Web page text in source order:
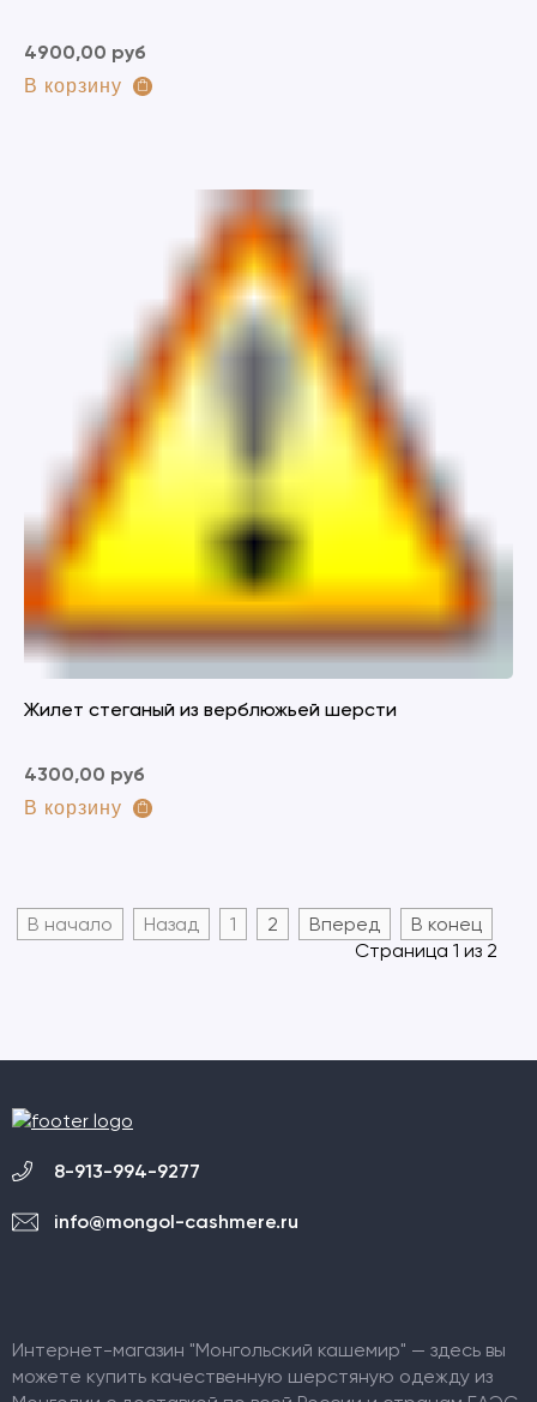
4900,00 руб
Жилет стеганый из верблюжьей шерсти
4300,00 руб
В начало Назад 1 2 Вперед
В конец
Страница 1 из 2
8-913-994-9277
info@mongol-cashmere.ru
Интернет-магазин "Монгольский кашемир" — здесь вы
можете купить качественную шерстяную одежду из